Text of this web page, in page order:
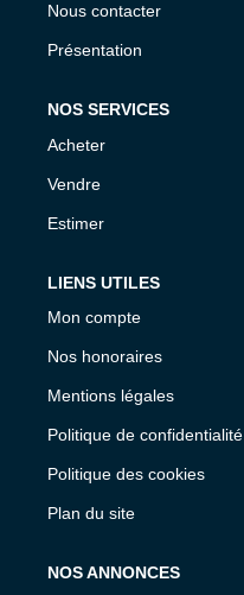
Nous contacter
Présentation
NOS SERVICES
Acheter
Vendre
Estimer
LIENS UTILES
Mon compte
Nos honoraires
Mentions légales
Politique de confidentialité
Politique des cookies
Plan du site
NOS ANNONCES